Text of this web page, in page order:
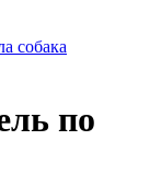
собака
по